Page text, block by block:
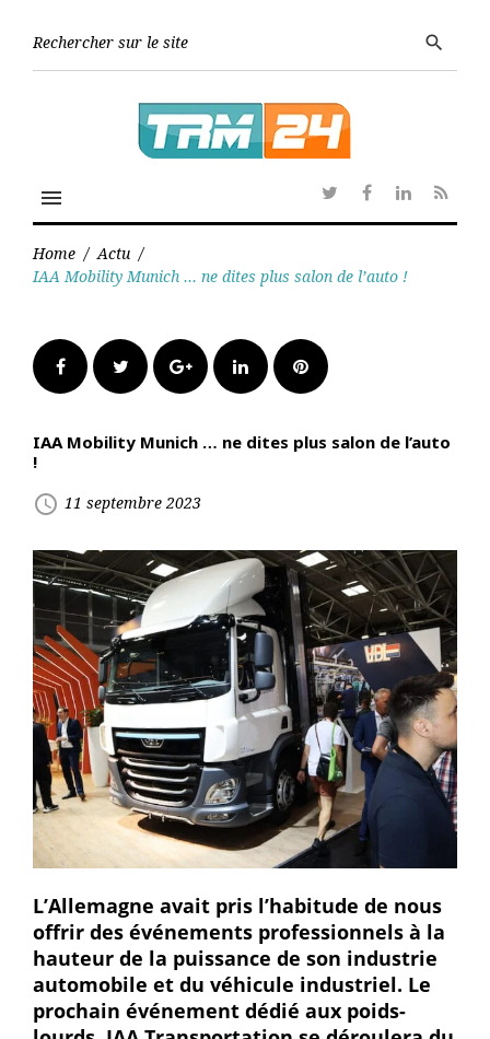
search
menu
TwitterFacebook
Linkedin
RSS
Home / Actu /
IAA Mobility Munich … ne dites plus salon de l’auto !
FacebookTwitter Google+LinkedInPinterest
IAA Mobility Munich … ne dites plus salon de l’auto
!
access_time 11 septembre 2023
L’Allemagne avait pris l’habitude de nous
offrir des événements professionnels à la
hauteur de la puissance de son industrie
automobile et du véhicule industriel. Le
prochain événement dédié aux poids-